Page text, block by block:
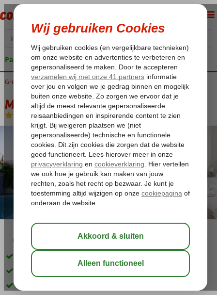
Pakketgarantie
Home
Griekenland Lesbos Petra Michaelia Hotel
Michaelia Hotel
Logies en ontbijt-Hotel
03:15
Aan de rand van het centrum van Petra
Kleinschalig hotel